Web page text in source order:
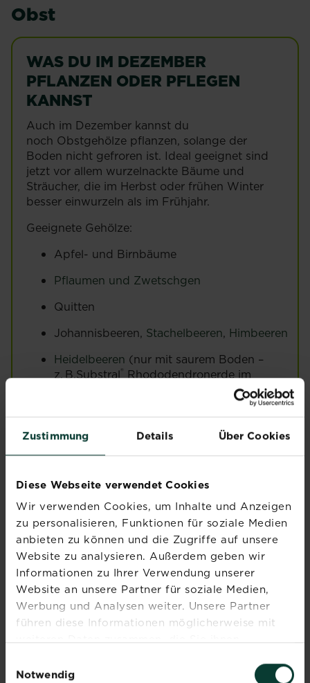
Zustimmung Details Über Cookies
Diese Webseite verwendet Cookies
Wir verwenden Cookies, um Inhalte und Anzeigen
zu personalisieren, Funktionen für soziale Medien
anbieten zu können und die Zugriffe auf unsere
Website zu analysieren. Außerdem geben wir
Informationen zu Ihrer Verwendung unserer
Website an unsere Partner für soziale Medien,
Werbung und Analysen weiter. Unsere Partner
führen diese Informationen möglicherweise mit
weiteren Daten zusammen, die Sie ihnen
Nutzung der Dienste gesammelt haben.
Notwendig
Obst
WAS DU IM DEZEMBER
PFLANZEN ODER PFLEGEN
KANNST
Auch im Dezember kannst du
noch Obstgehölze pflanzen, solange der
Boden nicht gefroren ist. Ideal geeignet sind
jetzt vor allem wurzelnackte Bäume und
Sträucher, die im Herbst oder frühen Winter
besser einwurzeln als im Frühjahr.
Geeignete Gehölze:
Apfel- und Birnbäume
Pflaumen und Zwetschgen
Quitten
Johannisbeeren, Stachelbeeren, Himbeeren
Heidelbeeren (nur mit saurem Boden –
z. B.Substral®Rhododendronerde im
Vorteile wurzelnackter Pflanzen:
Günstiger als getopfte Ware
Pflanztipps:
Pflanzloch doppelt so groß wie der
Wurzelballen ausheben
Boden tief lockern, ggf. mit Kompost und
Sand oder einem
der Substral Bodenverbesserer Pferdedung
Wurzeln vor dem Pflanzen wässern (1–2